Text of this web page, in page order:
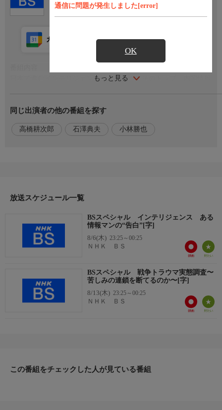
通信に問題が発生しました[error]
OK
もっと見る
カレンダー登録 アプリ視聴
日本で進むインテリジェンス強化。かつてそのトップ、内閣情報
情報機関と連携し、首相の“密使”として活動した実態が記されて
いた。情報機関強化を訴えた一方で、「インテリジェンスは毒」
だとも語っていた大森。手記と当事者の証言から、知られざる情
同じ出演者の他の番組を探す
高橋耕次郎 石澤典夫 小林勝也
放送スケジュール一覧
BSスペシャル インテリジェンス ある
情報マンの“告白”[字]
8/6(木) 23:25～00:25
ＮＨＫ ＢＳ
BSスペシャル 戦争トラウマ実態調査〜
苦しみの連鎖を断てるのか〜[字]
8/13(木) 23:25～00:25
ＮＨＫ ＢＳ
この番組をチェックした人が見ている番組